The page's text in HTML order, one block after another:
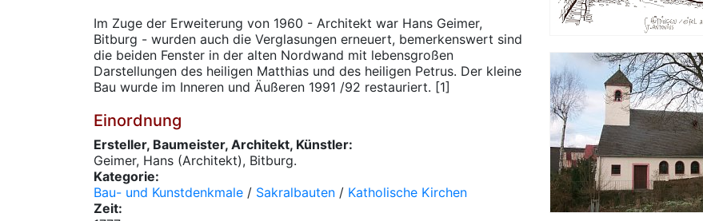
Im Zuge der Erweiterung von 1960 - Architekt war Hans Geimer,
Bitburg - wurden auch die Verglasungen erneuert, bemerkenswert sind
die beiden Fenster in der alten Nordwand mit lebensgroßen
Darstellungen des heiligen Matthias und des heiligen Petrus. Der kleine
Bau wurde im Inneren und Äußeren 1991 /92 restauriert. [1]
Einordnung
Ersteller, Baumeister, Architekt, Künstler:
Geimer, Hans (Architekt), Bitburg.
Kategorie:
Bau- und Kunstdenkmale / Sakralbauten / Katholische Kirchen
Zeit: